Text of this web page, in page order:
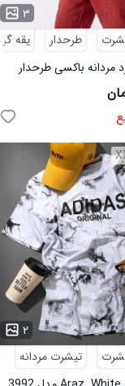
۳
طرحدار
یقه گرد
مردانه باکسی طرحدار
50967
۲
تیشرت مردانه